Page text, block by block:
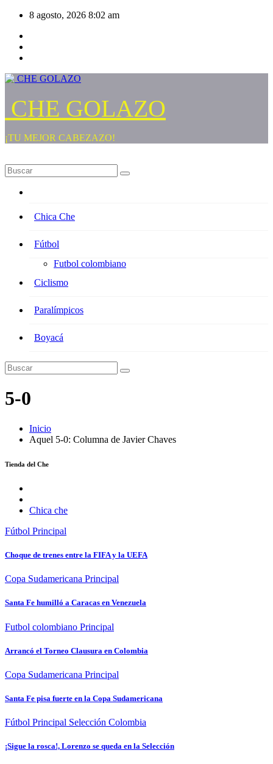
Saltar
contenido
8 agosto, 2026 8:02 am
CHE GOLAZO
¡TU MEJOR CABEZAZO!
Chica Che
Fútbol
Futbol colombiano
Ciclismo
Paralímpicos
Boyacá
5-0
Inicio
Aquel 5-0: Columna de Javier Chaves
Tienda del Che
Chica che
Fútbol Principal
Choque de trenes entre la FIFA y la UEFA
Copa Sudamericana Principal
Santa Fe humilló a Caracas en Venezuela
Futbol colombiano Principal
Arrancó el Torneo Clausura en Colombia
Copa Sudamericana Principal
Santa Fe pisa fuerte en la Copa Sudamericana
Fútbol Principal Selección Colombia
¡Sigue la rosca!, Lorenzo se queda en la Selección